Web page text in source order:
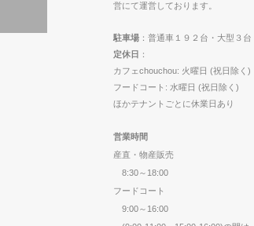
営にて運営しております。
駐車場 ：普通車１９２台・大型３台
定休日 ：
カフェchouchou: 火曜日 (祝日除く)
フードコート: 水曜日 (祝日除く)
ほかテナントごとに休業日あり
営業時間
産直・物産販売
8:30～18:00
フードコート
9:00～16:00